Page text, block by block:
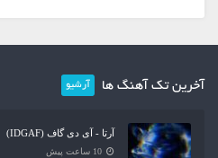
آخرین تک آهنگ ها آرشیو
آرتا - آی دی گاف (IDGAF)
10 ساعت پیش